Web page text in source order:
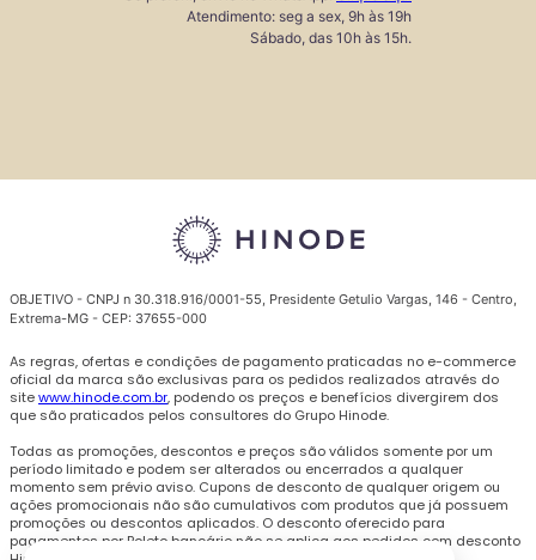
Atendimento: seg a sex, 9h às 19h
Sábado, das 10h às 15h.
OBJETIVO - CNPJ n 30.318.916/0001-55, Presidente Getulio Vargas, 146 - Centro,
Extrema-MG - CEP: 37655-000
As regras, ofertas e condições de pagamento praticadas no e-commerce
oficial da marca são exclusivas para os pedidos realizados através do
sitewww.hinode.com.br, podendo os preços e benefícios divergirem dos
que são praticados pelos consultores do Grupo Hinode.
Todas as promoções, descontos e preços são válidos somente por um
período limitado e podem ser alterados ou encerrados a qualquer
momento sem prévio aviso. Cupons de desconto de qualquer origem ou
ações promocionais não são cumulativos com produtos que já possuem
promoções ou descontos aplicados. O desconto oferecido para
pagamentos por Boleto bancário não se aplica aos pedidos com desconto